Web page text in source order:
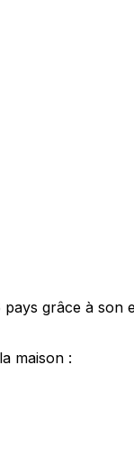
grâce à son
maison :